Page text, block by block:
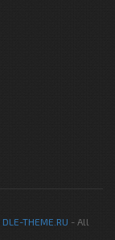
DLE-THEME.RU - All